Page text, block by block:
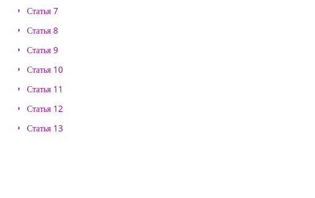
Статья 7
Статья 8
Статья 9
Статья 10
Статья 11
Статья 12
Статья 13